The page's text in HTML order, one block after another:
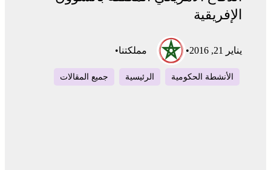
الإفريقية
يناير 21, 2016 • مملكتنا•
الأنشطة الحكومية الرئيسية جميع المقالات